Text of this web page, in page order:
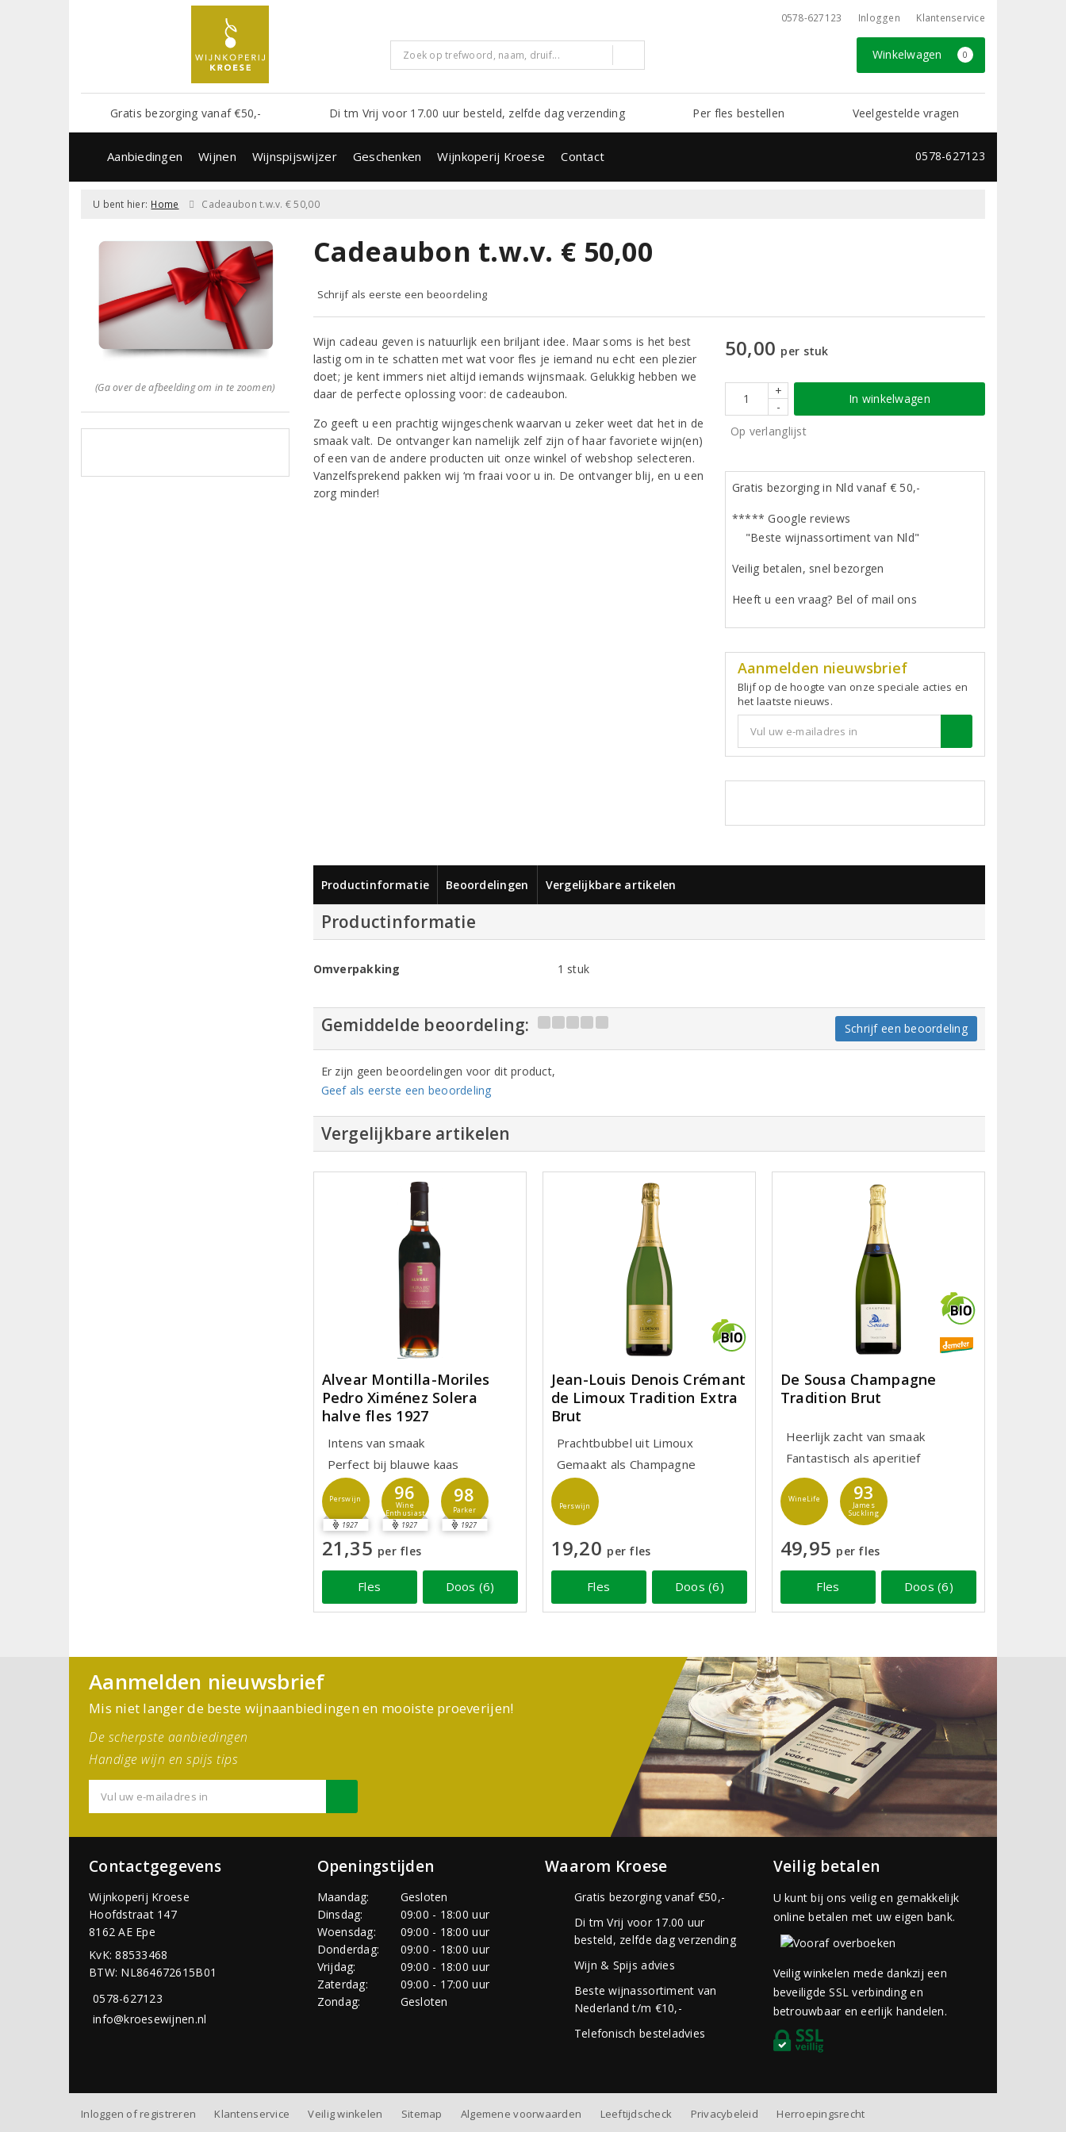
0578-627123 Inloggen Klantenservice
Winkelwagen 0
Gratis bezorging vanaf €50,- Di tm Vrij voor 17.00 uur besteld, zelfde dag verzending Per fles bestellen Veelgestelde vragen
Aanbiedingen Wijnen Wijnspijswijzer Geschenken Wijnkoperij Kroese Contact 0578-627123
U bent hier: Home Cadeaubon t.w.v. € 50,00
(Ga over de afbeelding om in te zoomen)
Cadeaubon t.w.v. € 50,00
Schrijf als eerste een beoordeling
Wijn cadeau geven is natuurlijk een briljant idee. Maar soms is het best
lastig om in te schatten met wat voor fles je iemand nu echt een plezier
doet; je kent immers niet altijd iemands wijnsmaak. Gelukkig hebben we
daar de perfecte oplossing voor: de cadeaubon.
Zo geeft u een prachtig wijngeschenk waarvan u zeker weet dat het in de
smaak valt. De ontvanger kan namelijk zelf zijn of haar favoriete wijn(en)
of een van de andere producten uit onze winkel of webshop selecteren.
Vanzelfsprekend pakken wij ‘m fraai voor u in. De ontvanger blij, en u een
zorg minder!
50,00 per stuk
+
-
In winkelwagen
Op verlanglijst
Gratis bezorging in Nld vanaf € 50,-
***** Google reviews
"Beste wijnassortiment van Nld"
Veilig betalen, snel bezorgen
Heeft u een vraag? Bel of mail ons
Aanmelden nieuwsbrief
Blijf op de hoogte van onze speciale acties en
het laatste nieuws.
Productinformatie Beoordelingen Vergelijkbare artikelen
Productinformatie
Omverpakking 1 stuk
Gemiddelde beoordeling: Schrijf een beoordeling
Er zijn geen beoordelingen voor dit product,
Geef als eerste een beoordeling
Vergelijkbare artikelen
Alvear Montilla-Moriles
Pedro Ximénez Solera
halve fles 1927
Intens van smaak
Perfect bij blauwe kaas
Perswijn
1927
96
Wine
Enthusiast
1927
98
Parker
1927
21,35 per fles
Fles Doos (6)
Jean-Louis Denois Crémant
de Limoux Tradition Extra
Brut
Prachtbubbel uit Limoux
Gemaakt als Champagne
Perswijn
19,20 per fles
Fles Doos (6)
De Sousa Champagne
Tradition Brut
Heerlijk zacht van smaak
Fantastisch als aperitief
WineLife 93
James
Suckling
49,95 per fles
Fles Doos (6)
Aanmelden nieuwsbrief
Mis niet langer de beste wijnaanbiedingen en mooiste proeverijen!
De scherpste aanbiedingen
Handige wijn en spijs tips
Contactgegevens
Wijnkoperij Kroese
Hoofdstraat 147
8162 AE Epe
KvK: 88533468
BTW: NL864672615B01
0578-627123
info@kroesewijnen.nl
Openingstijden
Maandag:
Gesloten
Dinsdag:
09:00 - 18:00 uur
Woensdag:
09:00 - 18:00 uur
Donderdag:
09:00 - 18:00 uur
Vrijdag:
09:00 - 18:00 uur
Zaterdag:
09:00 - 17:00 uur
Zondag:
Gesloten
Waarom Kroese
Gratis bezorging vanaf €50,-
Di tm Vrij voor 17.00 uur
besteld, zelfde dag verzending
Wijn & Spijs advies
Beste wijnassortiment van
Nederland t/m €10,-
Telefonisch besteladvies
Veilig betalen
U kunt bij ons veilig en gemakkelijk
online betalen met uw eigen bank.
Veilig winkelen mede dankzij een
beveiligde SSL verbinding en
betrouwbaar en eerlijk handelen.
Inloggen of registreren Klantenservice Veilig winkelen Sitemap Algemene voorwaarden Leeftijdscheck Privacybeleid Herroepingsrecht